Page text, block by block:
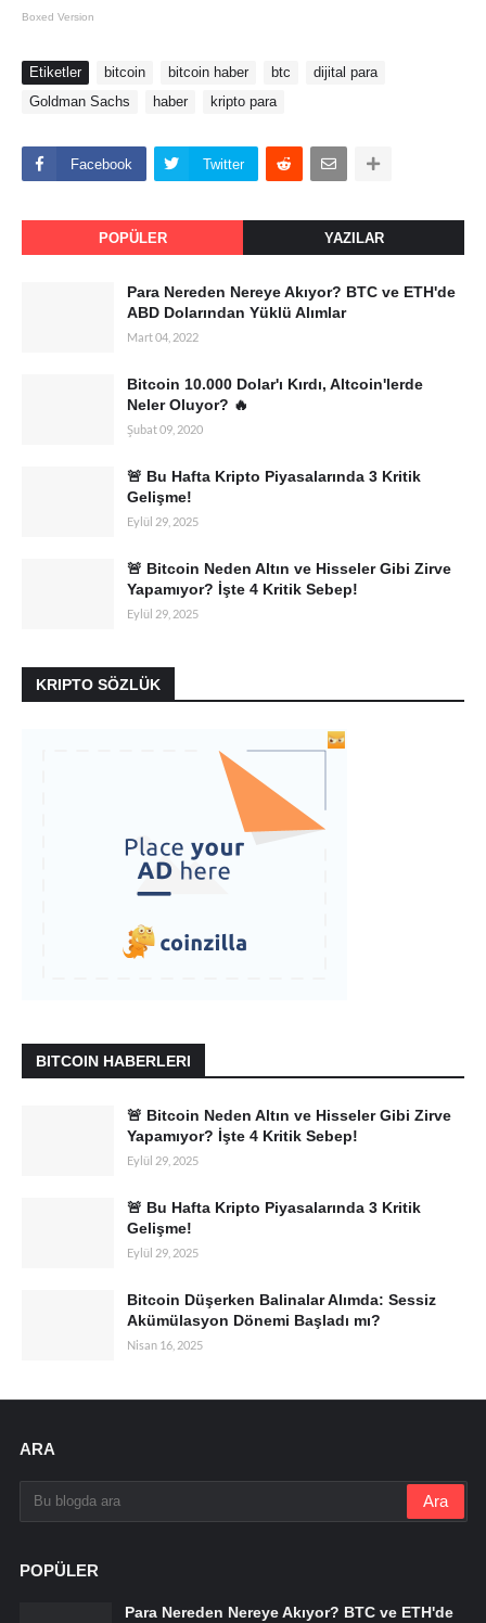
Boxed Version
Etiketler bitcoin bitcoin haber btc
dijital para
Goldman Sachs
haber kripto para
Facebook Twitter
POPÜLER YAZILAR
Para Nereden Nereye Akıyor? BTC ve ETH'de
ABD Dolarından Yüklü Alımlar
Mart 04, 2022
Bitcoin 10.000 Dolar'ı Kırdı, Altcoin'lerde
Neler Oluyor? 🔥
Şubat 09, 2020
🚨 Bu Hafta Kripto Piyasalarında 3 Kritik
Gelişme!
Eylül 29, 2025
🚨 Bitcoin Neden Altın ve Hisseler Gibi Zirve
Yapamıyor? İşte 4 Kritik Sebep!
Eylül 29, 2025
KRIPTO SÖZLÜK
BITCOIN HABERLERI
🚨 Bitcoin Neden Altın ve Hisseler Gibi Zirve
Yapamıyor? İşte 4 Kritik Sebep!
Eylül 29, 2025
🚨 Bu Hafta Kripto Piyasalarında 3 Kritik
Gelişme!
Eylül 29, 2025
Bitcoin Düşerken Balinalar Alımda: Sessiz
Akümülasyon Dönemi Başladı mı?
Nisan 16, 2025
ARA
POPÜLER
Para Nereden Nereye Akıyor? BTC ve ETH'de